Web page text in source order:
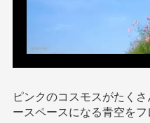
ピンクのコスモスがたく
ースペースになる青空をフ